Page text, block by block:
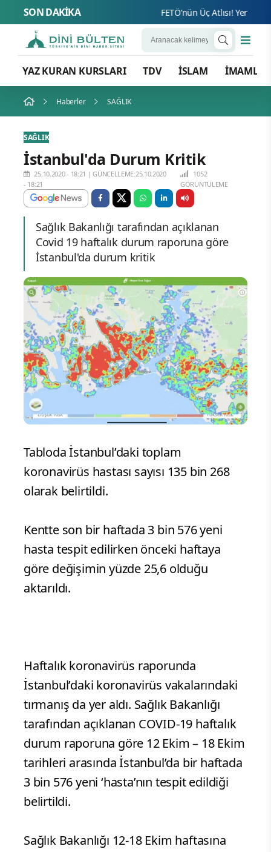
SON DAKİKA FETÖ’nün Üç Atlısı! Yeni
YAZ KURAN KURSLARI TDV İSLAM İMAMLAR
Haberler SAĞLIK
SAĞLIK
İstanbul'da Durum Kritik
25.10.2020 - 18:21 |GÜNCELLEME:25.10.2020
- 18:21
1052
GÖRÜNTÜLEME
Sağlık Bakanlığı tarafından açıklanan
Covid 19 haftalık durum raporuna göre
İstanbul'da durum kritik
Tabloda İstanbul’daki toplam
koronavirüs hastası sayısı 135 bin 268
olarak belirtildi.
Kentte son bir haftada 3 bin 576 yeni
hasta tespit edilirken önceki haftaya
göre değişimin yüzde 25,6 olduğu
aktarıldı.
Haftalık koronavirüs raporunda
İstanbul’daki koronavirüs vakalarındaki
tırmanış da yer aldı. Sağlık Bakanlığı
tarafından açıklanan COVID-19 haftalık
durum raporuna göre 12 Ekim – 18 Ekim
tarihleri arasında İstanbul’da bir haftada
3 bin 576 yeni ‘hasta’nın tespit edildiği
belirtildi.
Sağlık Bakanlığı 12-18 Ekim haftasına